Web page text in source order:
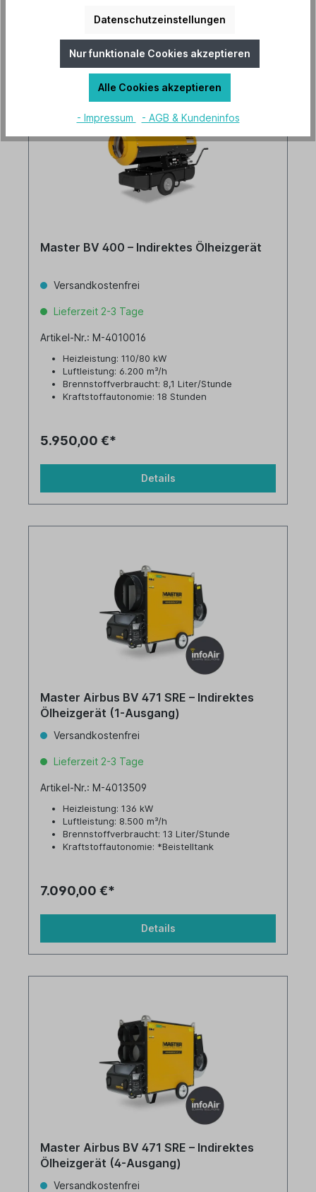
Master BV 400 – Indirektes Ölheizgerät
Versandkostenfrei
Lieferzeit 2-3 Tage
Artikel-Nr.: M-4010016
Heizleistung: 110/80 kW
Luftleistung: 6.200 m³/h
Brennstoffverbraucht: 8,1 Liter/Stunde
Kraftstoffautonomie: 18 Stunden
5.950,00 €*
Details
Master Airbus BV 471 SRE – Indirektes
Ölheizgerät (1-Ausgang)
Versandkostenfrei
Lieferzeit 2-3 Tage
Artikel-Nr.: M-4013509
Heizleistung: 136 kW
Luftleistung: 8.500 m³/h
Brennstoffverbraucht: 13 Liter/Stunde
Kraftstoffautonomie: *Beistelltank
7.090,00 €*
Details
Master Airbus BV 471 SRE – Indirektes
Ölheizgerät (4-Ausgang)
Versandkostenfrei
Datenschutzeinstellungen
Nur funktionale Cookies akzeptieren
Alle Cookies akzeptieren
- Impressum - AGB & Kundeninfos